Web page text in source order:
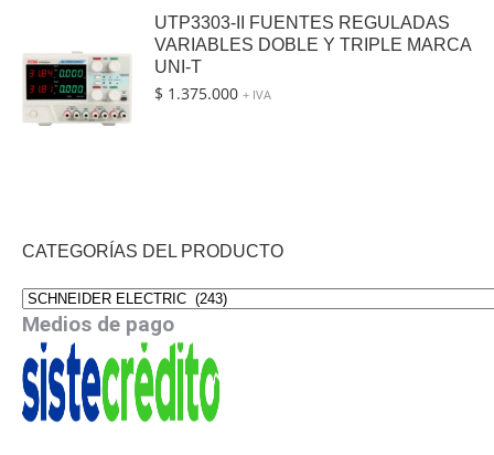
UTP3303-II FUENTES REGULADAS
VARIABLES DOBLE Y TRIPLE MARCA
UNI-T
$ 1.375.000 + IVA
CATEGORÍAS DEL PRODUCTO
Medios de pago